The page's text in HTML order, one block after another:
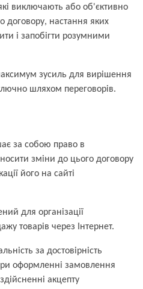
виключають або об'єктивно
настання яких
і запобігти розумними
зусиль для вирішення
шляхом переговорів.
за собою право в
зміни до цього договору
його на сайті
для організації
товарів через Інтернет.
за достовірність
оформленні замовлення
акцепту